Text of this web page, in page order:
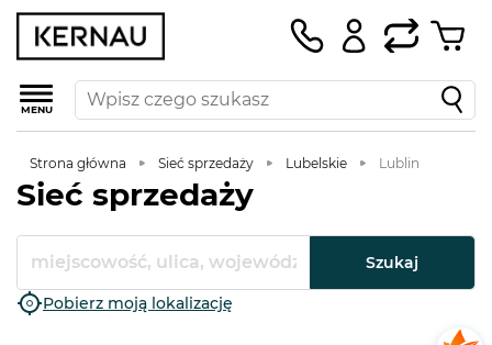
MENU
Strona główna Sieć sprzedaży Lubelskie Lublin
Sieć sprzedaży
Szukaj
Pobierz moją lokalizację